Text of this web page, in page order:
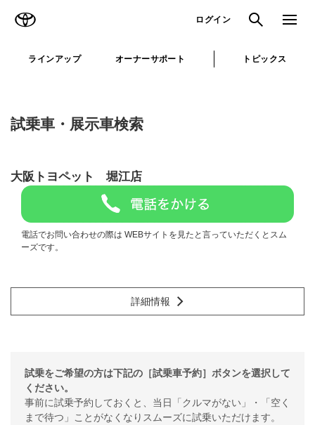
ログイン 検索 メニュ
ラインアップ オーナーサポート トピックス
試乗車・展示車検索
大阪トヨペット 堀江店
電話でお問い合わせの際は WEBサイトを見たと言っていただくとスム
ーズです。
詳細情報
試乗をご希望の方は下記の［試乗車予約］ボタンを選択して
ください。
事前に試乗予約しておくと、当日「クルマがない」・「空く
まで待つ」ことがなくなりスムーズに試乗いただけます。